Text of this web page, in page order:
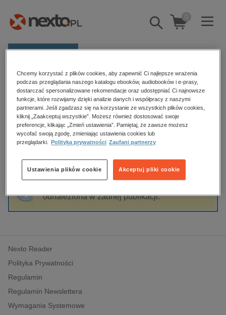
Pokaż/schowaj
wyszukiwarkę
0
Kategorie
Zobacz wszystkie E-prasa
budownictwo, aranżacja wnętrz
biznesowe, branżowe, gospodarka
dzienniki
edukacja
hobby, sport, rozrywka
komputery, internet, technologie, informatyka
polityka, społeczno-informacyjne
psychologiczne
inne
popularno-naukowe
historia
Strona główna Felicia Kingsley
Felicia Kingsley
Sortowanie Filtrowanie
odnaleziona w żadnej publikacji.
Nexto Reader
Polityka Prywatności
Regulamin
Regulamin Newslettera
Wymagania Systemowe
Chcemy korzystać z plików cookies, aby zapewnić Ci najlepsze wrażenia
podczas przeglądania naszego katalogu ebooków, audiobooków i e-prasy,
dostarczać spersonalizowane rekomendacje oraz udostępniać Ci najnowsze
funkcje, które rozwijamy dzięki analizie danych i współpracy z naszymi
partnerami. Jeśli zgadzasz się na korzystanie ze wszystkich plików cookies,
kliknij „Zaakceptuj wszystkie”. Możesz również dostosować swoje
preferencje, klikając „Zmień ustawienia”. Pamiętaj, że zawsze możesz
wycofać swoją zgodę, zmieniając ustawienia cookies lub
przeglądarki.
Polityka prywatności Zaufani partnerzy
Akceptuj pliki cookie
Ustawienia plików cookie